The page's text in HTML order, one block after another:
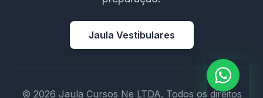
Jaula Vestibulares
© 2026 Jaula Cursos Ne LTDA. Todos os direitos